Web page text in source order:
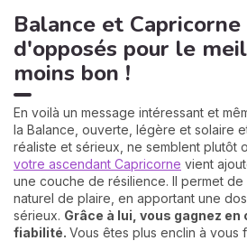
Balance et Capricorne
d'opposés pour le
moins bon !
En voilà un message intéressant et
la Balance, ouverte, légère et solaire
réaliste et sérieux, ne semblent plutôt
votre ascendant Capricorne vient
une couche de résilience. Il permet
naturel de plaire, en apportant une
sérieux. Grâce à lui, vous gagnez
fiabilité. Vous êtes plus enclin à vous